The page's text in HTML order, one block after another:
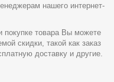
нашего интернет-
товара Вы можете
скидки, такой как заказ
доставку и другие.